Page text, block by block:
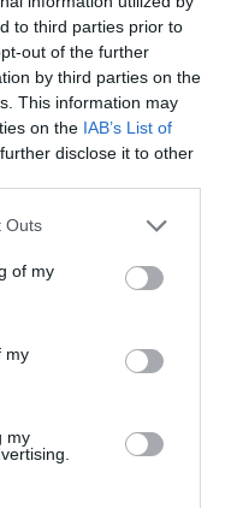
to third parties prior to
out of the further
by third parties on the
This information may
on the IAB’s List of
disclose it to other
Outs
of my
my
my
με
είσοδο
Θερινό
Παρασκευής |
16/8
νέα ταινία
“Without Blood” της